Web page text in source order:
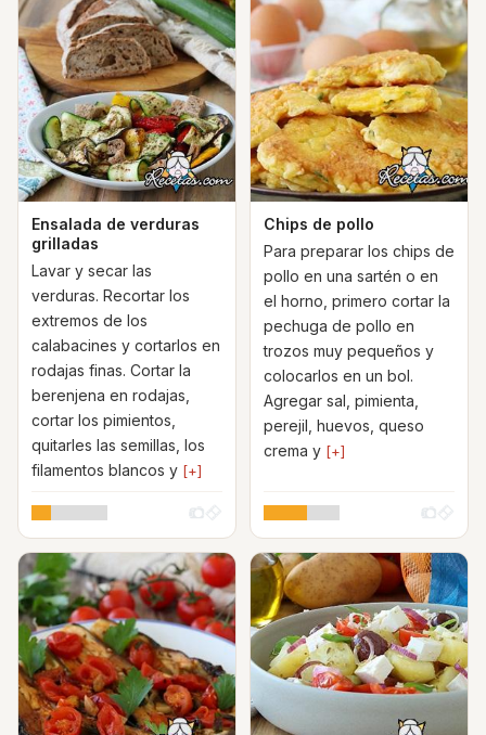
Ensalada de verduras
grilladas
Lavar y secar las
verduras. Recortar los
extremos de los
calabacines y cortarlos en
rodajas finas. Cortar la
berenjena en rodajas,
cortar los pimientos,
quitarles las semillas, los
filamentos blancos y [+]
Chips de pollo
Para preparar los chips de
pollo en una sartén o en
el horno, primero cortar la
pechuga de pollo en
trozos muy pequeños y
colocarlos en un bol.
Agregar sal, pimienta,
perejil, huevos, queso
crema y [+]